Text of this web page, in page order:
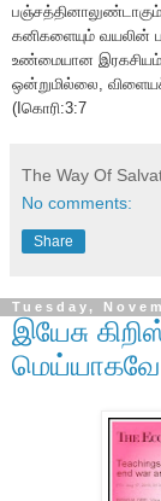
கனிகளையும் வயலின்
உண்மையான இரகசியம்.
ஒன்றுமில்லை,
(Iகொரி:3:7
The Way Of
No comments:
Share
Tuesday,
இயேசு